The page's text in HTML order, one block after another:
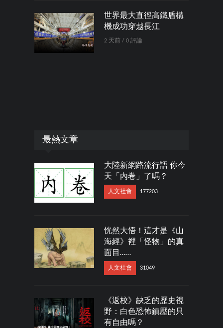
世界最大直徑高鐵盾構
機成功穿越長江
2 天前 / 0 評論
最熱文章
大陸新網路流行語 你今
天「內卷」了嗎？
人文社會 177203
恍然大悟！這才是《山
海經》裡「怪物」的真
面目……
人文社會 31049
《返校》缺乏的歷史視
野：白色恐怖鎮壓的只
有自由嗎？